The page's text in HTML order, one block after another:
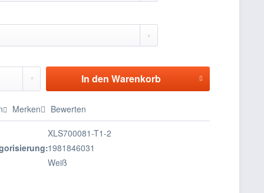
In den Warenkorb
Merken Bewerten
XLS700081-T1-2
1981846031
Weiß